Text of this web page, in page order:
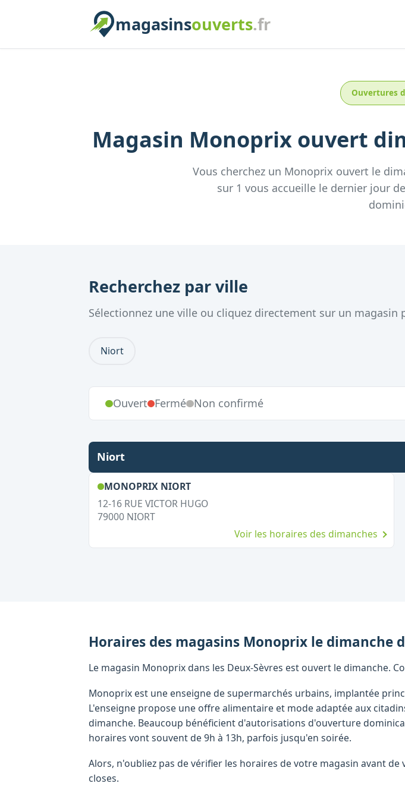
magasinsouverts.fr
Ouvertures
Magasin Monoprixouvert
Vous cherchez un Monoprix ouvert le
sur 1 vous accueillele dernier jour
Recherchez par ville
Sélectionnez une ville ou cliquez directement sur un
Niort
Ouvert Fermé Non confirmé
Niort
MONOPRIX NIORT,
12-16 RUE VICTOR HUGO
79000 NIORT
Voir les horaires des dimanches
Horaires des magasins Monoprix le dimanche
Le magasin Monoprix dans les Deux-Sèvres est ouvert le dimanche.
Monoprix est une enseigne de supermarchés urbains, implantée
L'enseigne propose une offre alimentaire et mode adaptée aux
dimanche. Beaucoup bénéficient d'autorisations d'ouverture
horaires vont souvent de 9h à 13h, parfois jusqu'en soirée.
Alors, n'oubliez pas de vérifier les horaires de votre magasin avant
closes.